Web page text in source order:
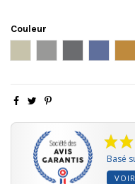
Couleur
Basé